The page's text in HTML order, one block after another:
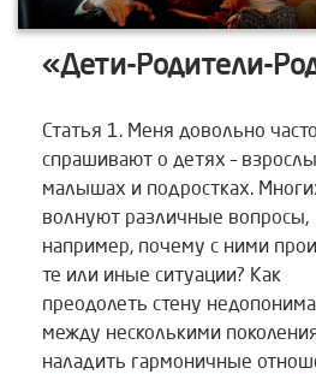
«Дети-Родители-
Статья 1. Меня довольно часто
спрашивают о детях –
малышах и подростках.
волнуют различные вопросы,
например, почему с ними
те или иные ситуации? Как
преодолеть стену
между несколькими
наладить гармоничные